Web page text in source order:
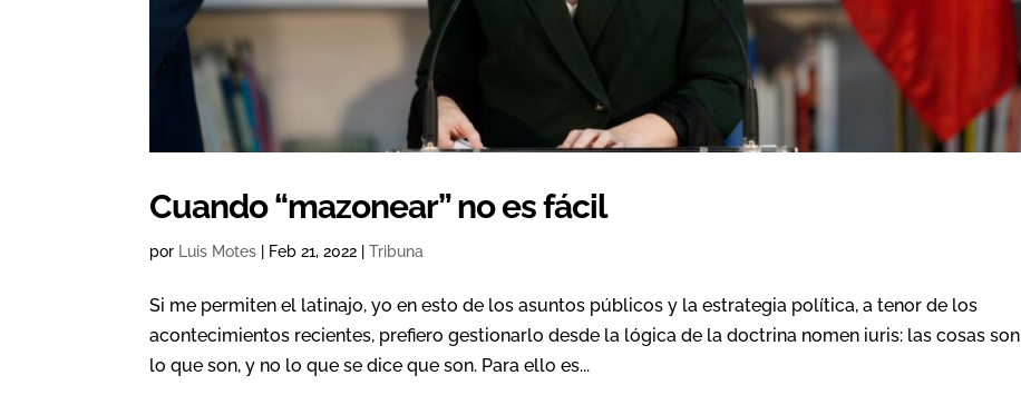
Cuando “mazonear” no es fácil
por Luis Motes Feb 21, 2022 |Tribuna
Si me permiten el latinajo, yo en esto de los asuntos públicos y la estrategia política, a tenor de los
acontecimientos recientes, prefiero gestionarlo desde la lógica de la doctrina nomen iuris: las cosas son
lo que son, y no lo que se dice que son. Para ello es...